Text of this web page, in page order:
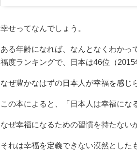
幸せってなんでしょう。
ある年齢になれば、なんとなくわかっ
福度ランキングで、日本は46位（
なぜ豊かなはずの日本人が幸福を感じ
この本によると、「日本人は幸福に
なぜ幸福になるための習慣を持たない
それは幸福を定義できない漠然とした